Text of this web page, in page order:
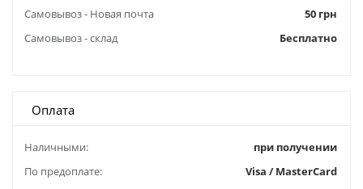
Самовывоз - Новая почта
50 грн
Самовывоз - склад
Бесплатно
Оплата
Наличными:
при получении
По предоплате:
Visa / MasterCard